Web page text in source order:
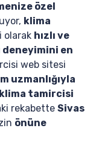
özel
klima
olarak hızlı ve
deneyimini en
web sitesi
uzmanlığıyla
klima tamircisi
rekabette Sivas
önüne